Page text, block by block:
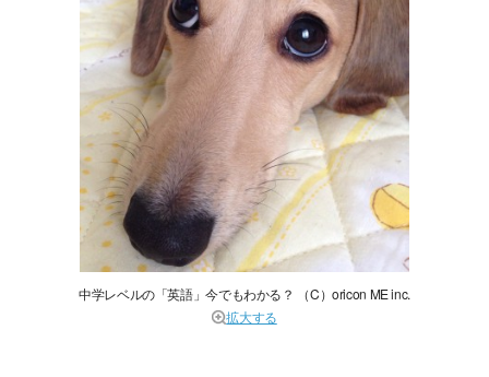
中学レベルの「英語」今でもわかる？ （C）oricon ME inc.
拡大する